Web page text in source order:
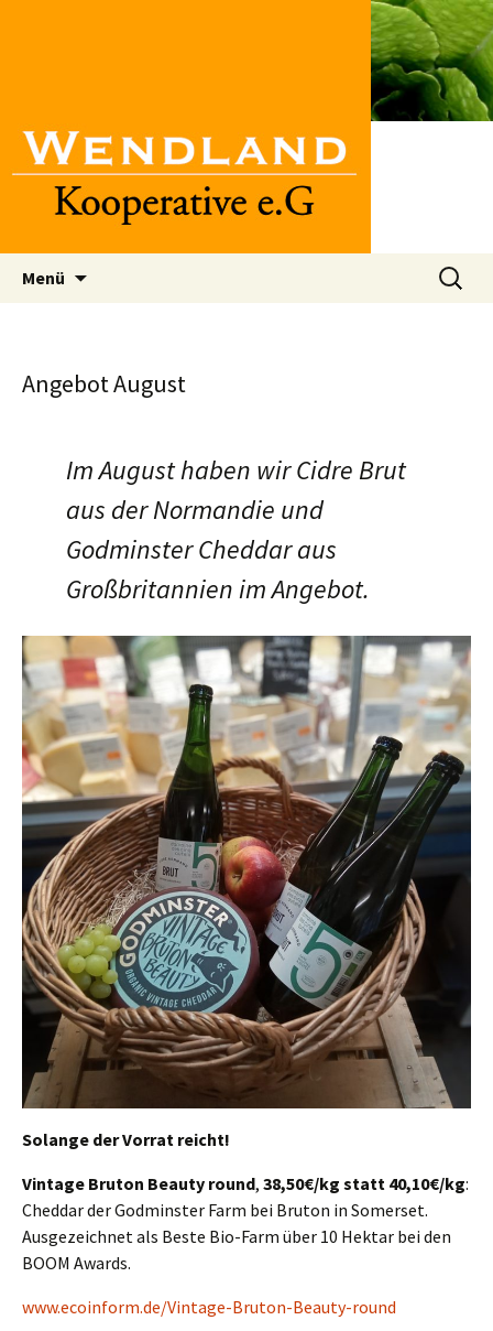
Wendland Kooperative e.G, Bio
Einkaufsgenossenschaft
Bio Einkaufsgenossenschaft Hannover
Menü
Suchen
nach:
Angebot August
Im August haben wir Cidre Brut
aus der Normandie und
Godminster Cheddar aus
Großbritannien im Angebot.
Solange der Vorrat reicht!
Vintage Bruton Beauty round, 38,50€/kg statt 40,10€/kg:
Cheddar der Godminster Farm bei Bruton in Somerset.
Ausgezeichnet als Beste Bio-Farm über 10 Hektar bei den
BOOM Awards.
www.ecoinform.de/Vintage-Bruton-Beauty-round